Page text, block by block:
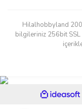
Hilalhobbyland
bilgileriniz 256bit SSL